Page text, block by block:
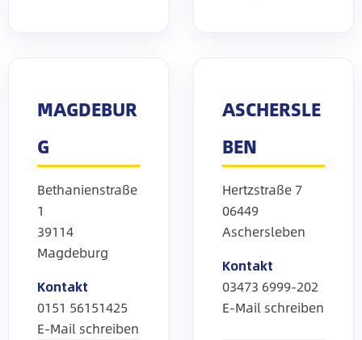
MAGDEBUR
G
Bethanienstraße
1
39114
Magdeburg
Kontakt
0151 56151425
E-Mail schreiben
ASCHERSLE
BEN
Hertzstraße 7
06449
Aschersleben
Kontakt
03473 6999-202
E-Mail schreiben